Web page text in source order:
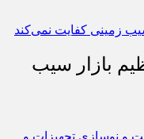
بازار سیب